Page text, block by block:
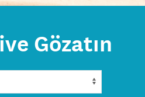
Gözatın